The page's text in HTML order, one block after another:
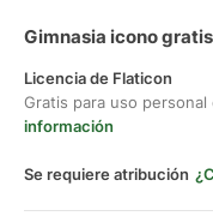
Gimnasia icono gratis
Licencia de Flaticon
Gratis para uso
información
Se requiere atribución